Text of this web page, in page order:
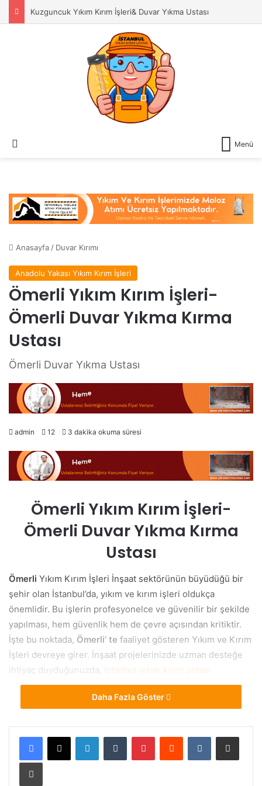
Kuzguncuk Yıkım Kırım İşleri& Duvar Yıkma Ustası
Menü
Anasayfa / Duvar Kırımı
Anadolu Yakası Yıkım Kırım İşleri
Ömerli Yıkım Kırım İşleri-
Ömerli Duvar Yıkma Kırma
Ustası
Ömerli Duvar Yıkma Ustası
admin 12 3 dakika okuma süresi
Ömerli Yıkım Kırım İşleri-
Ömerli Duvar Yıkma Kırma
Ustası
Ömerli Yıkım Kırım İşleri İnşaat sektörünün büyüdüğü bir
şehir olan İstanbul’da, yıkım ve kırım işleri oldukça
önemlidir. Bu işlerin profesyonelce ve güvenilir bir şekilde
yapılması, hem güvenlik hem de çevre açısından kritiktir.
İşte bu noktada, Ömerli‘ te faaliyet gösteren Yıkım ve Kırım
İşleri devreye girer. İnşaat projelerinizde uzman desteğe
ihtiyaç duyduğunuzda, İstanbul yıkım kırım ustası
hizmetimiz sizin yanınızda.
Neden Biz ?
Tecrübe ve Uzmanlık:
Daha Fazla Göster
LinkedInTumblr PinterestReddit VKontakteE-Posta ile paylaş
Yazdır